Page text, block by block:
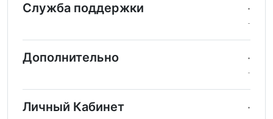
Служба поддержки
Дополнительно
Личный Кабинет